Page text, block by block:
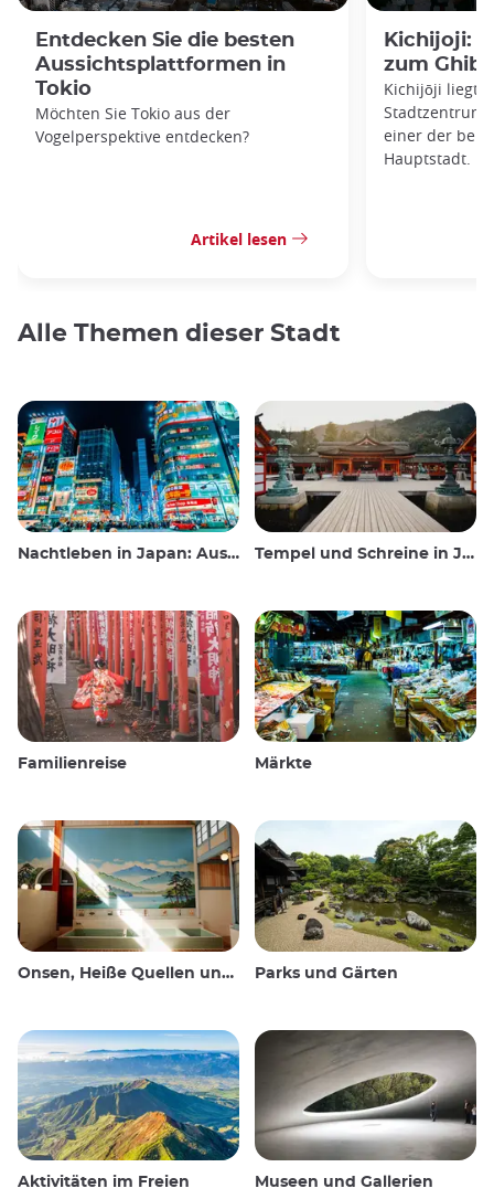
Entdecken Sie die besten
Aussichtsplattformen in
Tokio
Möchten Sie Tokio aus der
Vogelperspektive entdecken?
Artikel lesen
Kichijoji:
zum
Kichijōji liegt
einer der
Hauptstadt.
Alle Themen dieser Stadt
Nachtleben in Japan: Ausgehen, sehen und trinken Tempel und Schreine in Japan
Familienreise Märkte
Onsen, Heiße Quellen und öffentliche Bäder Parks und Gärten
Aktivitäten im Freien Museen und Gallerien